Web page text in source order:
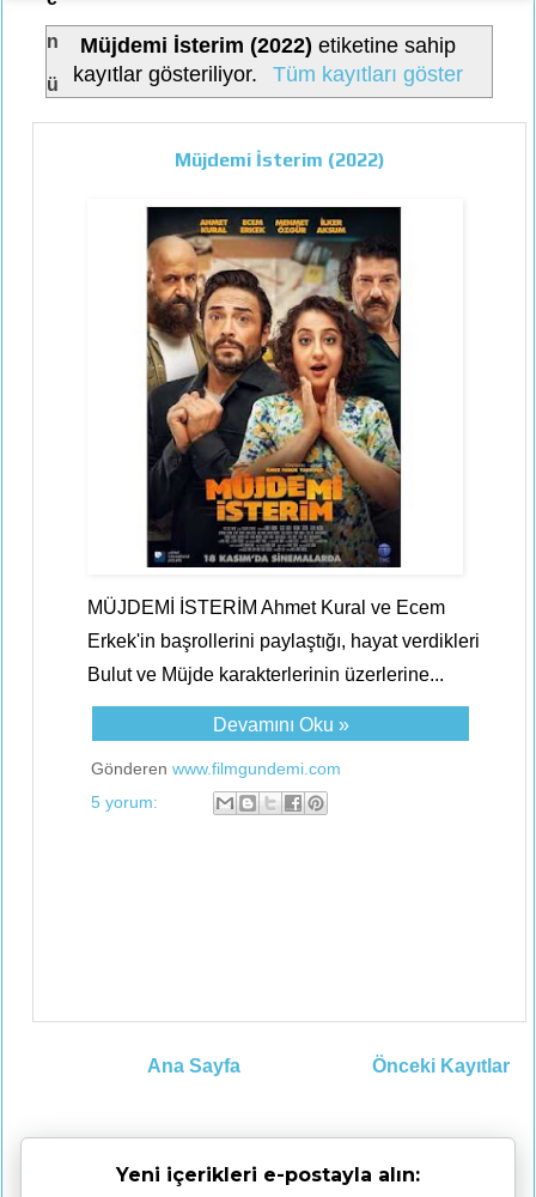
n
ü
Müjdemi İsterim (2022) etiketine sahip
kayıtlar gösteriliyor.
Tüm kayıtları göster
Müjdemi İsterim (2022)
MÜJDEMİ İSTERİM Ahmet Kural ve Ecem
Erkek'in başrollerini paylaştığı, hayat verdikleri
Bulut ve Müjde karakterlerinin üzerlerine...
Devamını Oku »
Gönderen www.filmgundemi.com
5 yorum:
Önceki Kayıtlar
Ana Sayfa
Yeni içerikleri e-postayla alın: